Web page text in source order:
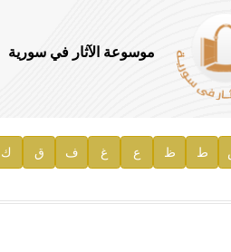
موسوعة الآثار في سورية
ط ظ ع غ ف ق ك